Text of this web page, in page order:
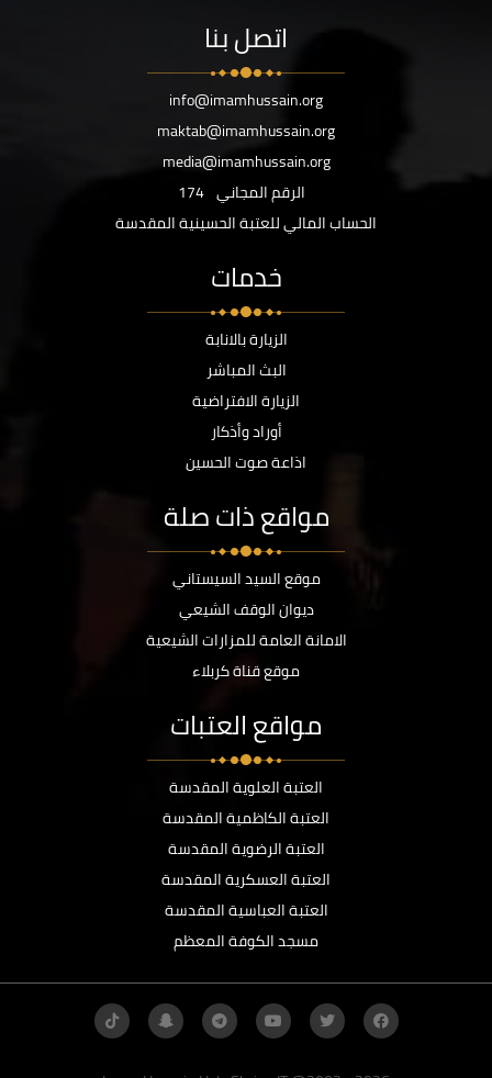
اتصل بنا
info@imamhussain.org
maktab@imamhussain.org
media@imamhussain.org
الرقم المجاني 174
الحساب المالي للعتبة الحسينية المقدسة
خدمات
الزيارة بالانابة
البث المباشر
الزيارة الافتراضية
أوراد وأذكار
اذاعة صوت الحسين
مواقع ذات صلة
موقع السيد السيستاني
ديوان الوقف الشيعي
الامانة العامة للمزارات الشيعية
موقع قناة كربلاء
مواقع العتبات
العتبة العلوية المقدسة
العتبة الكاظمية المقدسة
العتبة الرضوية المقدسة
العتبة العسكرية المقدسة
العتبة العباسية المقدسة
مسجد الكوفة المعظم